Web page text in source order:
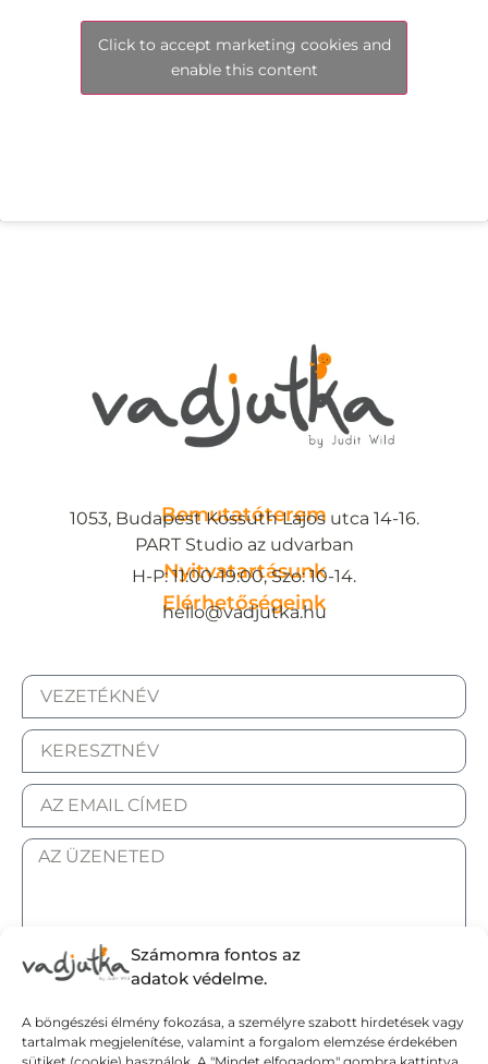
Számomra fontos az
adatok védelme.
A böngészési élmény fokozása, a személyre szabott hirdetések vagy
tartalmak megjelenítése, valamint a forgalom elemzése érdekében
Click to accept marketing cookies and
enable this content
Bemutatóterem
1053, Budapest Kossuth Lajos utca 14-16.
PART Studio az udvarban
Nyitvatartásunk
H-P: 11:00-19:00, Szo: 10-14.
Elérhetőségeink
hello@vadjutka.hu
ELFOGADOM AZ ADATKEZELÉSI TÁJÉKOZTATÓT.
Elküldöm